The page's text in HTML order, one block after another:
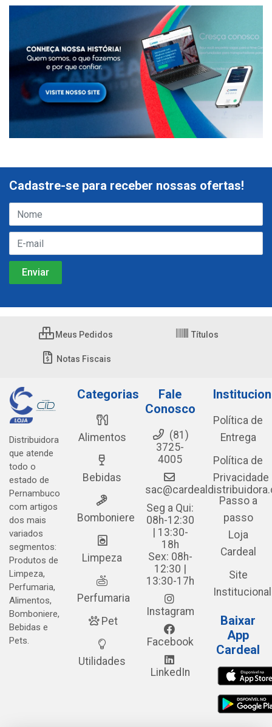
Cadastre-se para receber nossas ofertas!
Meus Pedidos Títulos
Notas Fiscais
Distribuidora
que atende
todo o
estado de
Pernambuco
com artigos
dos mais
variados
segmentos:
Produtos de
Limpeza,
Perfumaria,
Alimentos,
Bomboniere,
Bebidas e
Pets.
Categorias
Alimentos
Bebidas
Bomboniere
Limpeza
Perfumaria
Pet
Utilidades
Fale
Conosco
(81)
3725-
4005
Seg a Qui:
08h-12:30
| 13:30-
18h
Sex: 08h-
12:30 |
13:30-17h
Instagram
Facebook
LinkedIn
Política de
Entrega
Política de
Privacidade
Passo a
passo
Loja
Cardeal
Site
Institucional
Baixar
App
Cardeal